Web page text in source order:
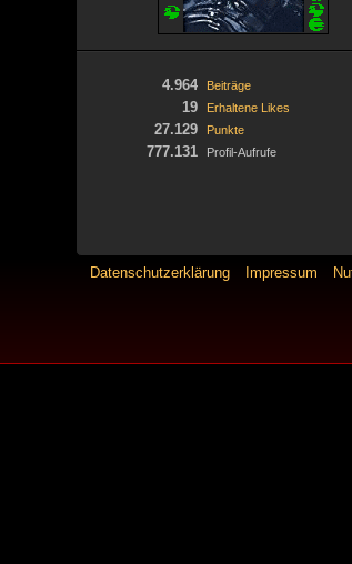
Beiträge
4.964
Erhaltene Likes
19
Punkte
27.129
Profil-Aufrufe
777.131
Datenschutzerklärung Impressum